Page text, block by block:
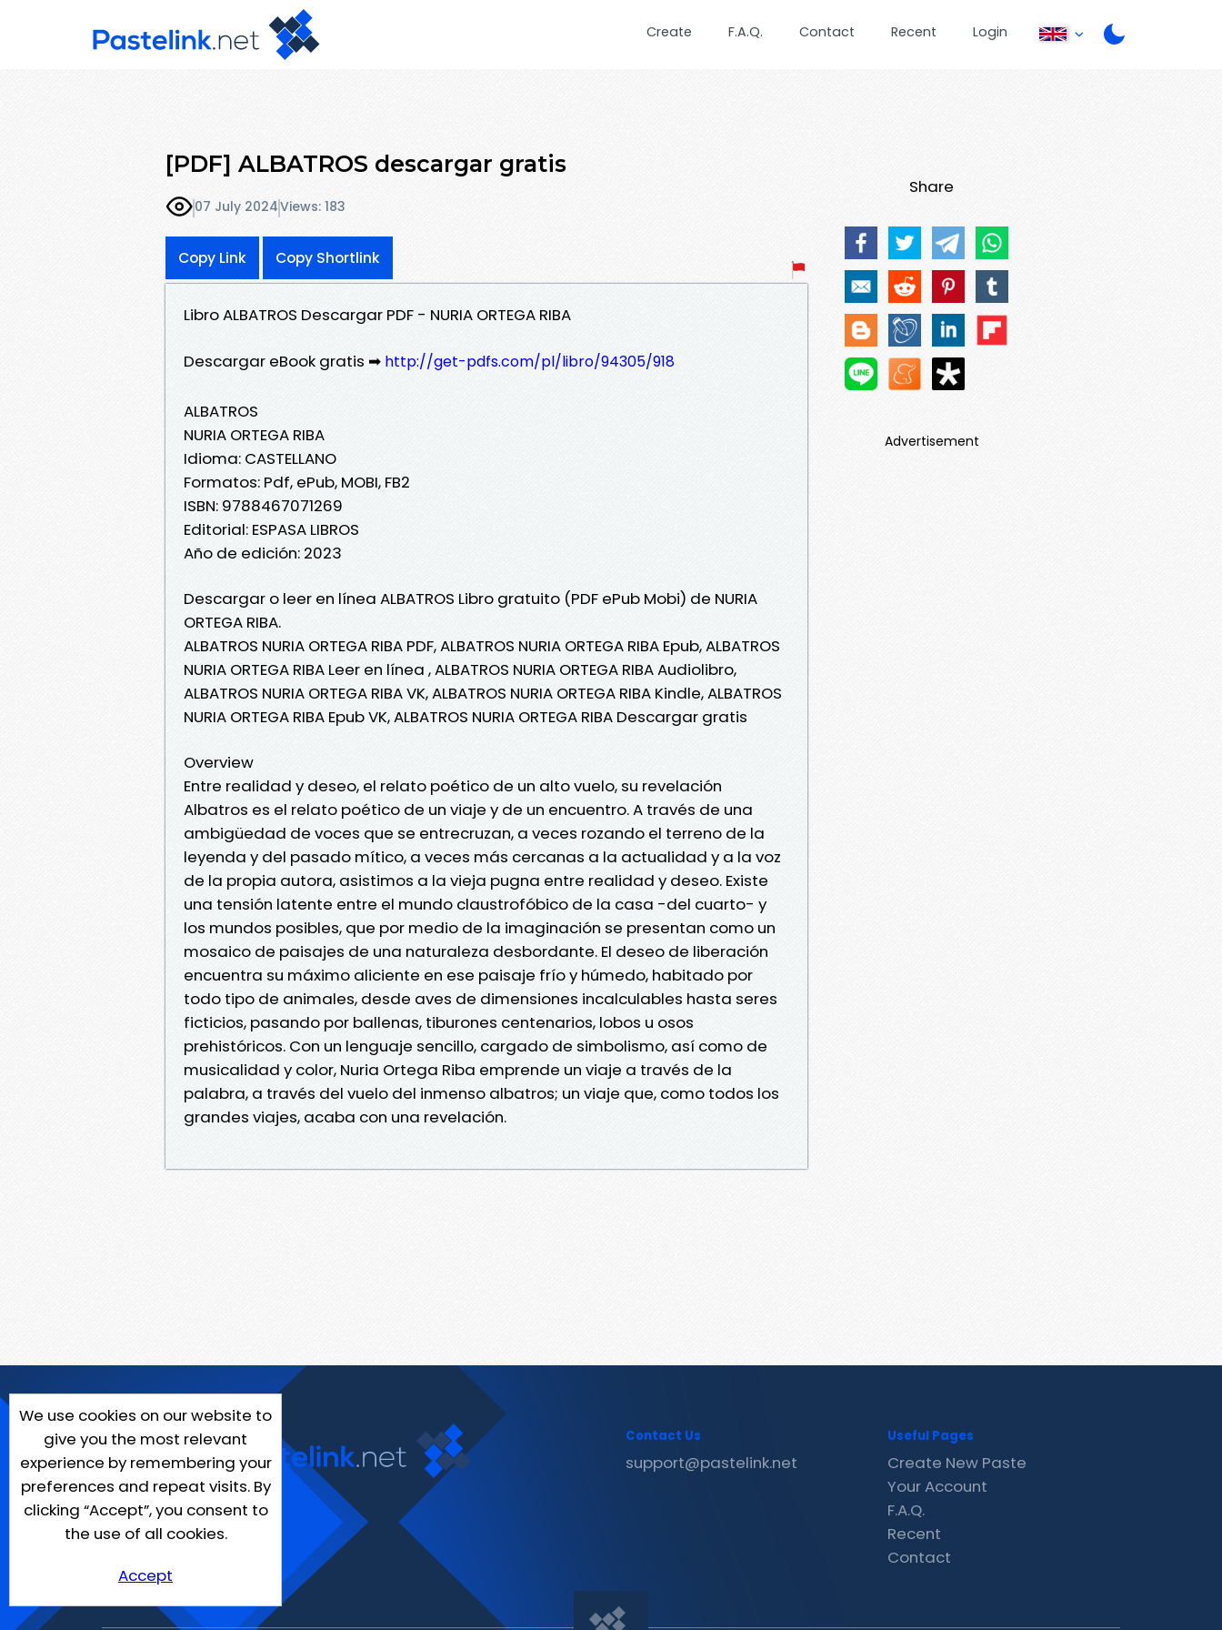
Create F.A.Q. Contact Recent Login
[PDF] ALBATROS descargar gratis
07 July 2024Views: 183
Copy Link Copy Shortlink
Libro ALBATROS Descargar PDF - NURIA ORTEGA RIBA
Descargar eBook gratis ➡ http://get-pdfs.com/pl/libro/94305/918
ALBATROS
NURIA ORTEGA RIBA
Idioma: CASTELLANO
Formatos: Pdf, ePub, MOBI, FB2
ISBN: 9788467071269
Editorial: ESPASA LIBROS
Año de edición: 2023
Descargar o leer en línea ALBATROS Libro gratuito (PDF ePub Mobi) de NURIA
ORTEGA RIBA.
ALBATROS NURIA ORTEGA RIBA PDF, ALBATROS NURIA ORTEGA RIBA Epub, ALBATROS
NURIA ORTEGA RIBA Leer en línea , ALBATROS NURIA ORTEGA RIBA Audiolibro,
ALBATROS NURIA ORTEGA RIBA VK, ALBATROS NURIA ORTEGA RIBA Kindle, ALBATROS
NURIA ORTEGA RIBA Epub VK, ALBATROS NURIA ORTEGA RIBA Descargar gratis
Overview
Entre realidad y deseo, el relato poético de un alto vuelo, su revelación
Albatros es el relato poético de un viaje y de un encuentro. A través de una
ambigüedad de voces que se entrecruzan, a veces rozando el terreno de la
leyenda y del pasado mítico, a veces más cercanas a la actualidad y a la voz
de la propia autora, asistimos a la vieja pugna entre realidad y deseo. Existe
una tensión latente entre el mundo claustrofóbico de la casa -del cuarto- y
los mundos posibles, que por medio de la imaginación se presentan como un
mosaico de paisajes de una naturaleza desbordante. El deseo de liberación
encuentra su máximo aliciente en ese paisaje frío y húmedo, habitado por
todo tipo de animales, desde aves de dimensiones incalculables hasta seres
ficticios, pasando por ballenas, tiburones centenarios, lobos u osos
prehistóricos. Con un lenguaje sencillo, cargado de simbolismo, así como de
musicalidad y color, Nuria Ortega Riba emprende un viaje a través de la
palabra, a través del vuelo del inmenso albatros; un viaje que, como todos los
grandes viajes, acaba con una revelación.
Share
Advertisement
We use cookies on our website to
give you the most relevant
experience by remembering your
preferences and repeat visits. By
clicking “Accept”, you consent to
the use of all cookies.
Accept
Contact Us
support@pastelink.net
Useful Pages
Create New Paste
Your Account
F.A.Q.
Recent
Contact